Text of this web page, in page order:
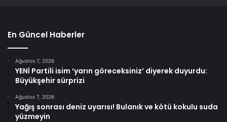
En Güncel Haberler
Ağustos 7, 2026
YENİ Partili isim ‘yarın göreceksiniz’ diyerek duyurdu:
Büyükşehir sürprizi
Ağustos 7, 2026
Yağış sonrası deniz uyarısı! Bulanık ve kötü kokulu suda
yüzmeyin